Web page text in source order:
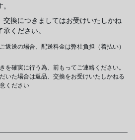
交換につきましてはお受けいたしかね
ください。
返送の場合、配送料金は弊社負担（着払い）
を確実に行う為、前もってご連絡ください。
いた場合は返品、交換をお受けいたしかねる
ください